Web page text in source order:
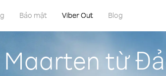
Bảo mật Viber Out Blog
từ